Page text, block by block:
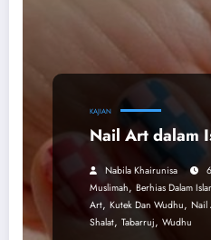
KAJIAN
Nail Art dalam
Nabila Khairunisa
Muslimah, Berhias Dalam
Art, Kutek Dan Wudhu, Nail
Shalat, Tabarruj, Wudhu